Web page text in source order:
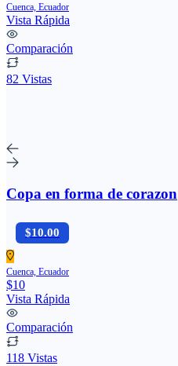
Cuenca, Ecuador
Vista Rápida
Comparación
82 Vistas
Copa en forma de corazon
$10.00
Cuenca, Ecuador
$10
Vista Rápida
Comparación
118 Vistas